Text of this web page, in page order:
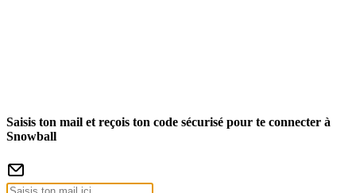
Saisis ton mail et reçois ton code sécurisé pour te connecter à
Snowball